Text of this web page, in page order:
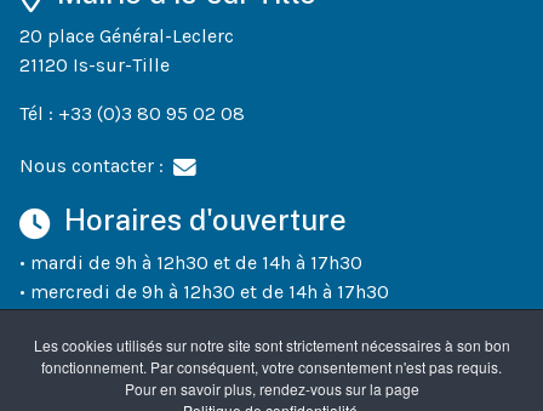
20 place Général-Leclerc
21120 Is-sur-Tille
Tél : +33 (0)3 80 95 02 08
Nous contacter :
Horaires d'ouverture
• mardi de 9h à 12h30 et de 14h à 17h30
• mercredi de 9h à 12h30 et de 14h à 17h30
• vendredi de 9h à 12h30 et de 14h à 17h30
• un samedi sur deux (semaines paires) de 10h à 12h
Les cookies utilisés sur notre site sont strictement nécessaires à son bon
fonctionnement. Par conséquent, votre consentement n'est pas requis.
Pour en savoir plus, rendez-vous sur la page